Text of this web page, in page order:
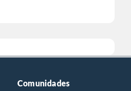
Comunidades